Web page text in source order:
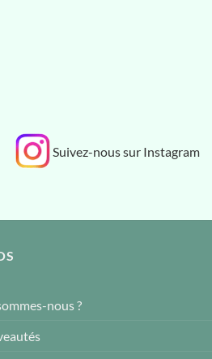
Suivez-nous sur Instagram
nous ?